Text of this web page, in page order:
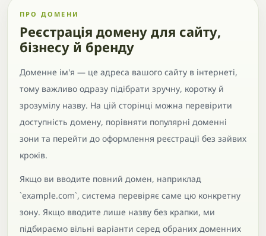
ПРО ДОМЕНИ
Реєстрація домену для сайту,
бізнесу й бренду
Доменне ім'я — це адреса вашого сайту в інтернеті,
тому важливо одразу підібрати зручну, коротку й
зрозумілу назву. На цій сторінці можна перевірити
доступність домену, порівняти популярні доменні
зони та перейти до оформлення реєстрації без зайвих
кроків.
Якщо ви вводите повний домен, наприклад
`example.com`, система перевіряє саме цю конкретну
зону. Якщо вводите лише назву без крапки, ми
підбираємо вільні варіанти серед обраних доменних